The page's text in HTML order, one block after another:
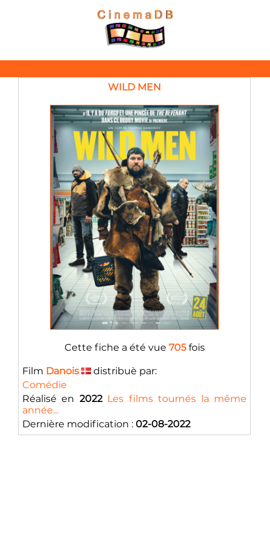
WILD MEN
Cette fiche a été vue 705fois
Film Danois
distribuè par:
Comédie
Réalisé en 2022 Les films tournés la même
année...
Dernière modification : 02-08-2022